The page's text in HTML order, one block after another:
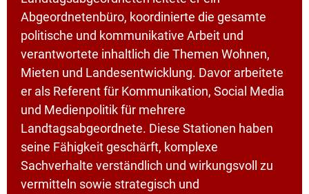
Abgeordnetenbüro, koordinierte die gesamte
politische und kommunikative Arbeit und
verantwortete inhaltlich die Themen Wohnen,
Mieten und Landesentwicklung. Davor arbeitete
er als Referent für Kommunikation, Social Media
und Medienpolitik für mehrere
Landtagsabgeordnete. Diese Stationen haben
seine Fähigkeit geschärft, komplexe
Sachverhalte verständlich und wirkungsvoll zu
vermitteln sowie strategisch und